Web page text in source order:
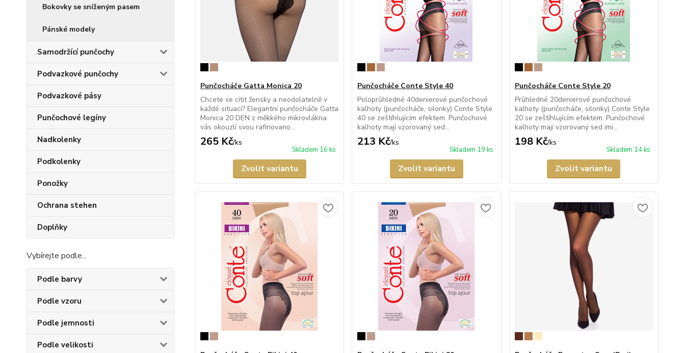
Bokovky se sníženým pasem
Pánské modely
Samodržící punčochy
Podvazkové punčochy
Podvazkové pásy
Punčochové legíny
Nadkolenky
Podkolenky
Ponožky
Ochrana stehen
Doplňky
Vybírejte podle...
Podle barvy
Podle vzoru
Podle jemnosti
Podle velikosti
Punčocháče Gatta Monica 20
Chcete se cítit žensky a neodolatelně v
každé situaci? Elegantní punčocháče Gatta
Monica 20 DEN z měkkého mikrovlákna
vás okouzlí svou rafinovano...
265 Kč/ks
Skladem 16 ks
Zvolit variantu
Punčocháče Conte Style 40
Poloprůhledné 40denierové punčochové
kalhoty (punčocháče, silonky) Conte Style
40 se zeštíhlujícím efektem. Punčochové
kalhoty mají vzorovaný sed...
213 Kč/ks
Skladem 19 ks
Zvolit variantu
Punčocháče Conte Style 20
Průhledné 20denierové punčochové
kalhoty (punčocháče, silonky) Conte Style
20 se zeštíhlujícím efektem. Punčochové
kalhoty mají vzorovaný sed imi...
198 Kč/ks
Skladem 14 ks
Zvolit variantu